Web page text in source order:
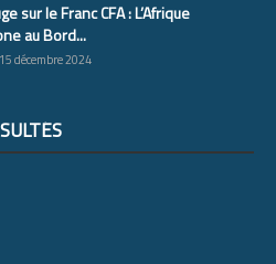
sur le Franc CFA : L’Afrique
au Bord...
15 décembre 2024